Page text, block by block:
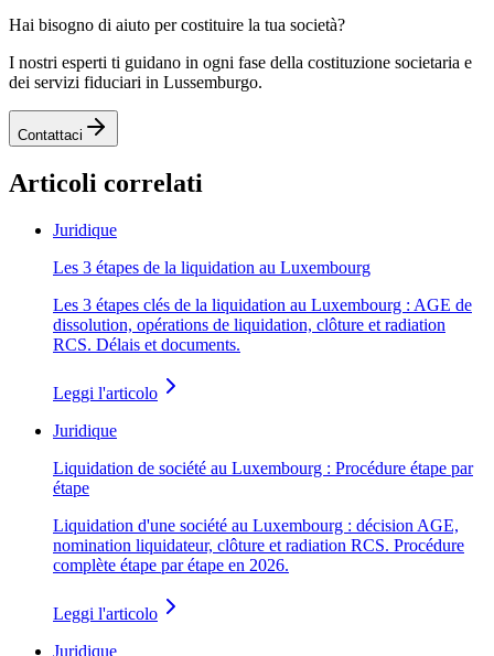
Hai bisogno di aiuto per costituire la tua società?
I nostri esperti ti guidano in ogni fase della costituzione societaria e
dei servizi fiduciari in Lussemburgo.
Contattaci
Articoli correlati
Juridique
Les 3 étapes de la liquidation au Luxembourg
Les 3 étapes clés de la liquidation au Luxembourg : AGE de
dissolution, opérations de liquidation, clôture et radiation
RCS. Délais et documents.
Leggi l'articolo
Juridique
Liquidation de société au Luxembourg : Procédure étape par
étape
Liquidation d'une société au Luxembourg : décision AGE,
nomination liquidateur, clôture et radiation RCS. Procédure
complète étape par étape en 2026.
Leggi l'articolo
Juridique